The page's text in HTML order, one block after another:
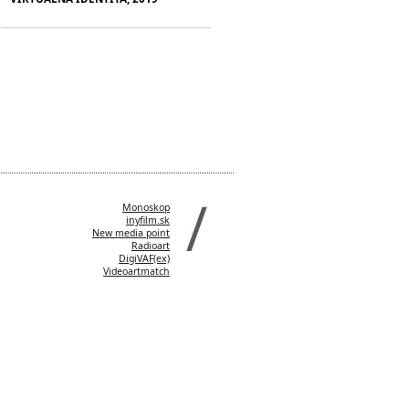
Monoskop
inyfilm.sk
New media point
Radioart
DigiVAF(ex)
Videoartmatch